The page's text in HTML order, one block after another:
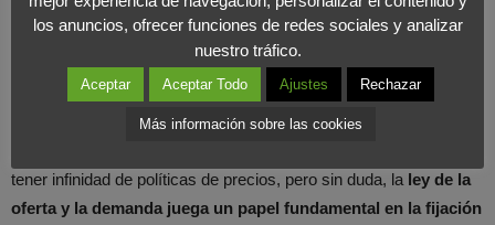
más.
Foromarketing, y bajo una perspectiva empresarial y
como profesionales de marketing, nos parece una práctica muy
común en la fijación de precios, pero no creemos que sea un
tener infinidad de políticas de precios, pero sin duda, la ley de la
oferta y la demanda juega un papel fundamental en la fijación
los anuncios, ofrecer funciones de redes sociales y analizar
nuestro tráfico.
Aceptar Aceptar Todo Ajustes Rechazar
Más información sobre las cookies